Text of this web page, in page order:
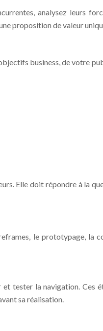
analysez leurs
proposition de valeur
business, de votre
Elle doit répondre à la
le prototypage, la
tester la navigation. Ces
sa réalisation.